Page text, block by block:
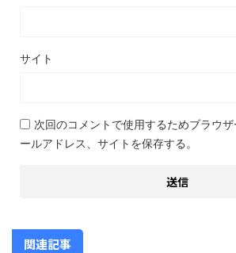
サイト
次回のコメントで使用するためブラウ
ールアドレス、サイトを保存する。
関連記事